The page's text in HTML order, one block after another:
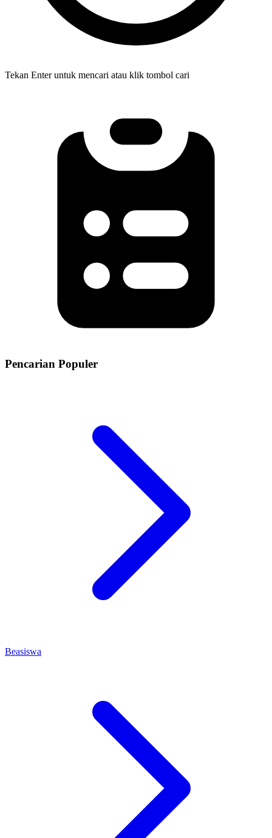
Tekan Enter untuk mencari atau klik tombol cari
Pencarian Populer
Beasiswa